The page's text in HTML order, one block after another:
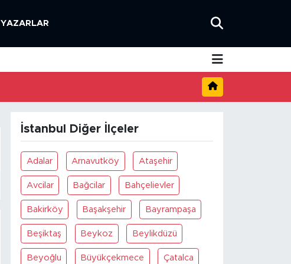
YAZARLAR
İstanbul Diğer İlçeler
Adalar Arnavutköy Ataşehir
Avcilar Bağcilar Bahçelievler
Bakirköy Başakşehir Bayrampaşa
Beşiktaş Beykoz Beylikdüzü
Beyoğlu Büyükçekmece Çatalca